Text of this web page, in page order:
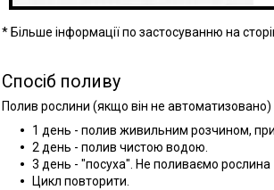
* Більше інформації по застосуванню на
Спосіб поливу
Полив рослини (якщо він не
1 день - полив живильним розчином,
2 день - полив чистою водою.
3 день - "посуха". Не поливаємо рослина
Цикл повторити.